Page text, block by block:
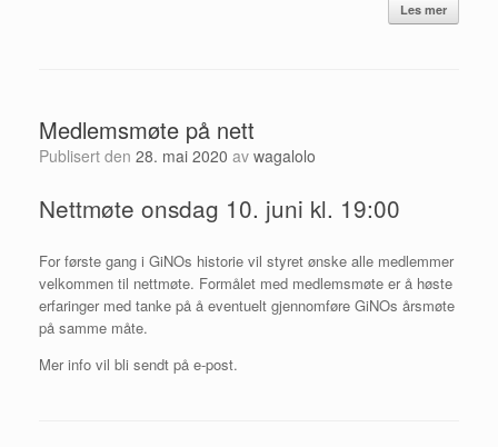
Les mer
Medlemsmøte på nett
Publisert den 28. mai 2020 av wagalolo
Nettmøte onsdag 10. juni kl. 19:00
For første gang i GiNOs historie vil styret ønske alle medlemmer
velkommen til nettmøte. Formålet med medlemsmøte er å høste
erfaringer med tanke på å eventuelt gjennomføre GiNOs årsmøte
på samme måte.
Mer info vil bli sendt på e-post.